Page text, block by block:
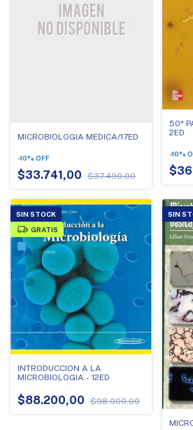
MICROBIOLOGIA MEDICA/17ED
-10% OFF
$33.741,00 $37.490,00
50*
2ED
-10%
SIN STOCK
GRATIS
INTRODUCCION A LA
MICROBIOLOGIA - 12ED
$88.200,00 $98.000,00
SIN